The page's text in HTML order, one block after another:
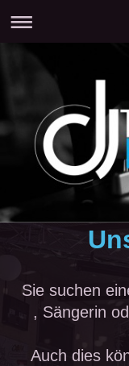
Sie suchen
, Sängerin
Auch dies